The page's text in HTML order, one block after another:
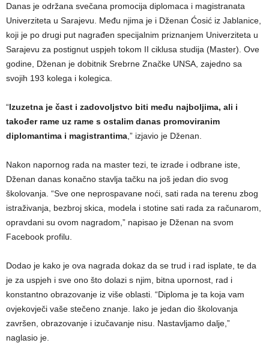
Danas je održana svečana promocija diplomaca i magistranata
Univerziteta u Sarajevu. Među njima je i Dženan Ćosić iz Jablanice,
koji je po drugi put nagrađen specijalnim priznanjem Univerziteta u
Sarajevu za postignut uspjeh tokom II ciklusa studija (Master). Ove
godine, Dženan je dobitnik Srebrne Značke UNSA, zajedno sa
svojih 193 kolega i kolegica.
“Izuzetna je čast i zadovoljstvo biti među najboljima, ali i
također rame uz rame s ostalim danas promoviranim
diplomantima i magistrantima ,” izjavio je Dženan.
Nakon napornog rada na master tezi, te izrade i odbrane iste,
Dženan danas konačno stavlja tačku na još jedan dio svog
školovanja. “Sve one neprospavane noći, sati rada na terenu zbog
istraživanja, bezbroj skica, modela i stotine sati rada za računarom,
opravdani su ovom nagradom,” napisao je Dženan na svom
Facebook profilu.
Dodao je kako je ova nagrada dokaz da se trud i rad isplate, te da
je za uspjeh i sve ono što dolazi s njim, bitna upornost, rad i
konstantno obrazovanje iz više oblasti. “Diploma je ta koja vam
ovjekovječi vaše stečeno znanje. Iako je jedan dio školovanja
završen, obrazovanje i izučavanje nisu. Nastavljamo dalje,”
naglasio je.